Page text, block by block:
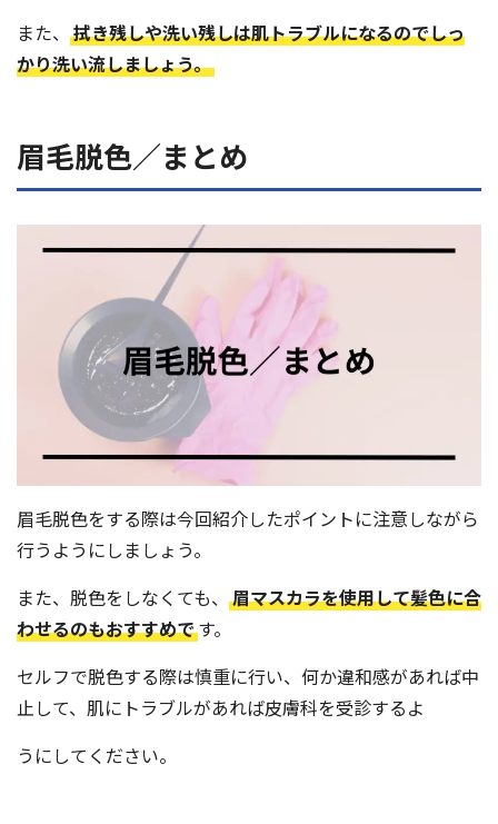
また、 拭き残しや洗い残しは肌トラブルになるのでしっ
かり洗い流しましょう。
眉毛脱色／まとめ
眉毛脱色をする際は今回紹介したポイントに注意しながら
行うようにしましょう。
また、脱色をしなくても、 眉マスカラを使用して髪色に合
わせるのもおすすめです。
セルフで脱色する際は慎重に行い、何か違和感があれば中
止して、肌にトラブルがあれば皮膚科を受診するよ
うにしてください。